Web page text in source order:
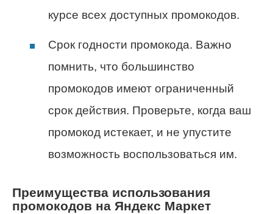
курсе всех доступных промокодов.
Срок годности промокода. Важно
помнить, что большинство
промокодов имеют ограниченный
срок действия. Проверьте, когда ваш
промокод истекает, и не упустите
возможность воспользоваться им.
Преимущества использования
промокодов на Яндекс Маркет